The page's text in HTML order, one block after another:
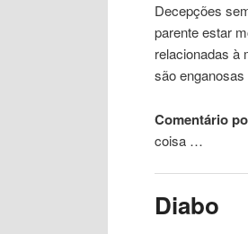
Decepções
parente estar
relacionadas à
são
Comentário
coisa …
Diabo